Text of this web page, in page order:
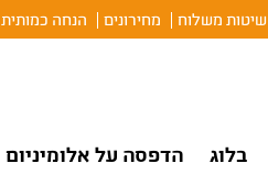
שיטות משלוח מחירונים הנחה כמותית
בלוג הדפסה על אלומיניום